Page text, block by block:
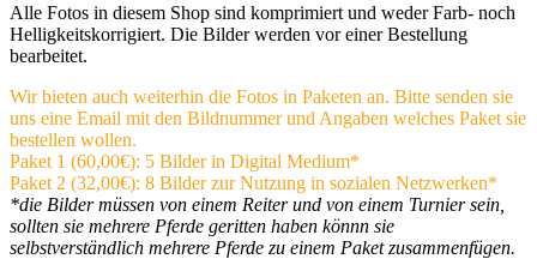
Alle Fotos in diesem Shop sind komprimiert und weder Farb- noch
Helligkeitskorrigiert. Die Bilder werden vor einer Bestellung
bearbeitet.
Wir bieten auch weiterhin die Fotos in Paketen an. Bitte senden sie
uns eine Email mit den Bildnummer und Angaben welches Paket sie
bestellen wollen.
Paket 1 (60,00€): 5 Bilder in Digital Medium*
Paket 2 (32,00€): 8 Bilder zur Nutzung in sozialen Netzwerken*
*die Bilder müssen von einem Reiter und von einem Turnier sein,
sollten sie mehrere Pferde geritten haben könnn sie
selbstverständlich mehrere Pferde zu einem Paket zusammenfügen.